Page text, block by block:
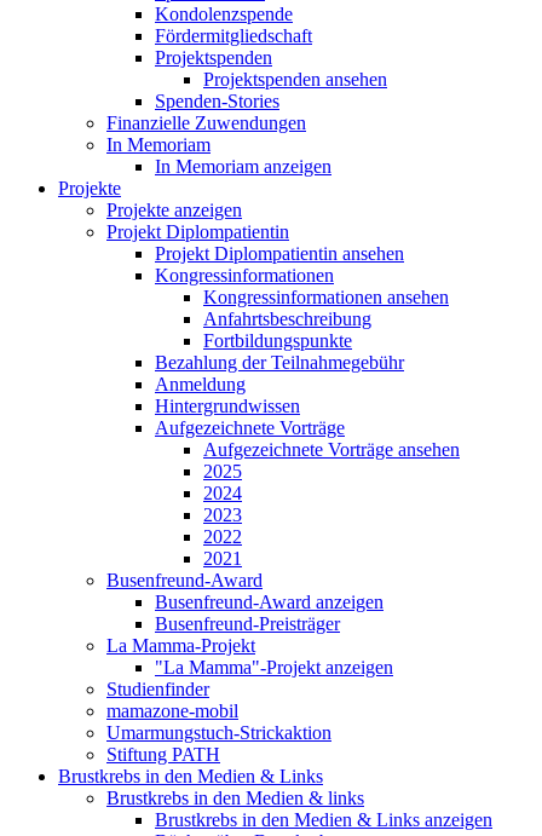
Kondolenzspende
Fördermitgliedschaft
Projektspenden
Projektspenden ansehen
Spenden-Stories
Finanzielle Zuwendungen
In Memoriam
In Memoriam anzeigen
Projekte
Projekte anzeigen
Projekt Diplompatientin
Projekt Diplompatientin ansehen
Kongressinformationen
Kongressinformationen ansehen
Anfahrtsbeschreibung
Fortbildungspunkte
Bezahlung der Teilnahmegebühr
Anmeldung
Hintergrundwissen
Aufgezeichnete Vorträge
Aufgezeichnete Vorträge ansehen
2025
2024
2023
2022
2021
Busenfreund-Award
Busenfreund-Award anzeigen
Busenfreund-Preisträger
La Mamma-Projekt
"La Mamma"-Projekt anzeigen
Studienfinder
mamazone-mobil
Umarmungstuch-Strickaktion
Stiftung PATH
Brustkrebs in den Medien & Links
Brustkrebs in den Medien & links
Brustkrebs in den Medien & Links anzeigen